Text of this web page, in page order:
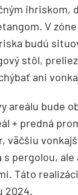
ihriskom,
V
budú
stôl,
ani
areálu bude
+ predná
väčšiu
pergolou, ale
Táto
2024.